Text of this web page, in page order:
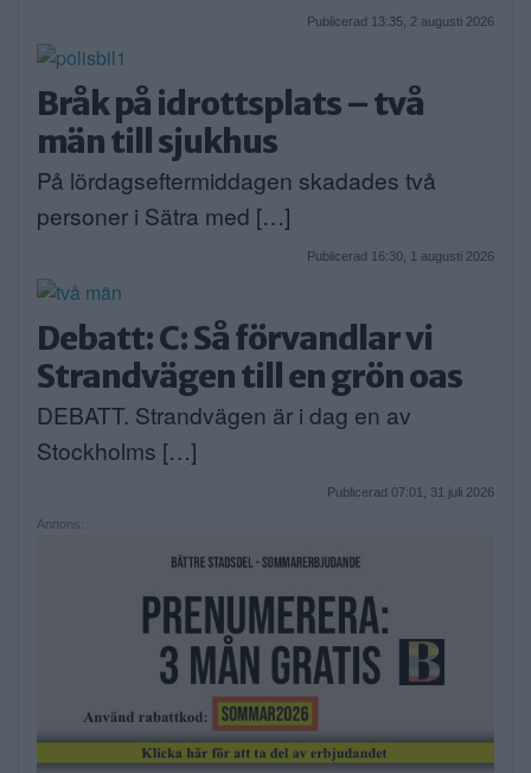
Publicerad 13:35, 2 augusti 2026
Bråk på idrottsplats – två
män till sjukhus
På lördagseftermiddagen skadades två
personer i Sätra med […]
Publicerad 16:30, 1 augusti 2026
Debatt: C: Så förvandlar vi
Strandvägen till en grön oas
DEBATT. Strandvägen är i dag en av
Stockholms […]
Publicerad 07:01, 31 juli 2026
Annons: